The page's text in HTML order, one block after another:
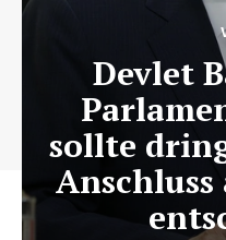
Devlet
sollte